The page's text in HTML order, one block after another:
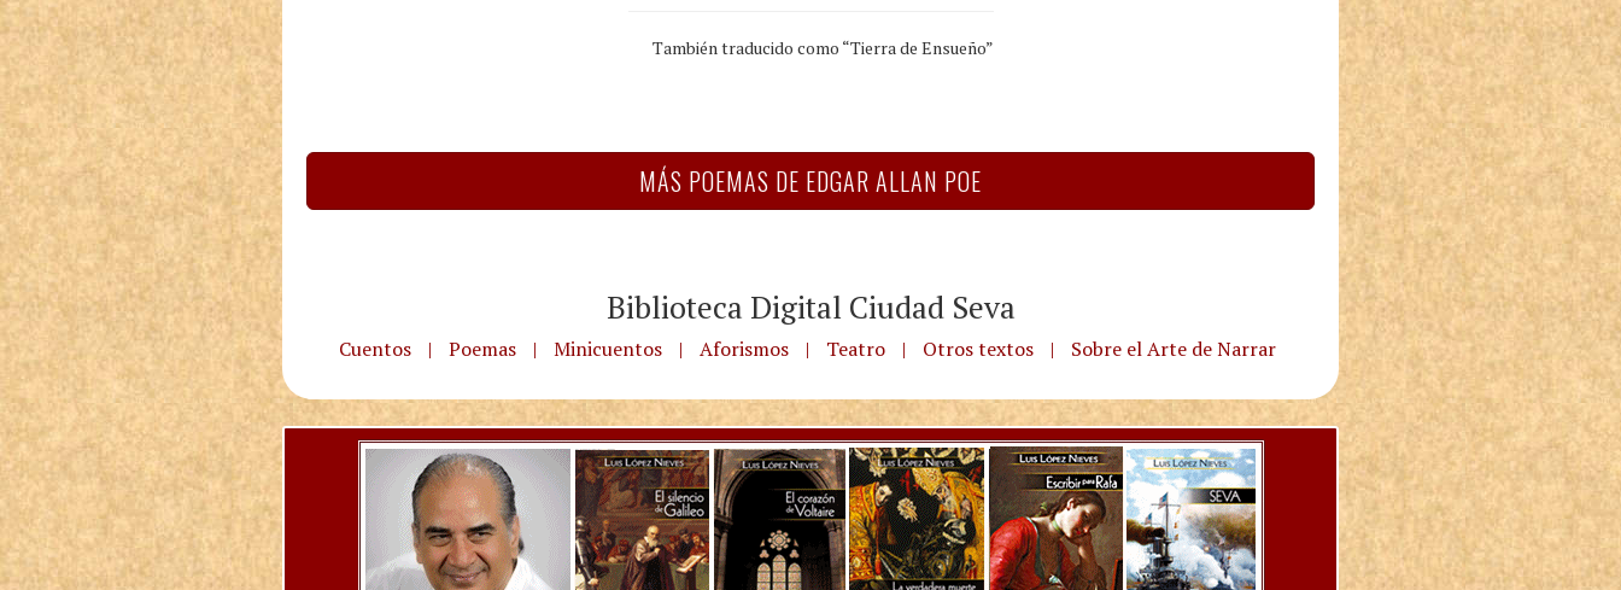
También traducido como “Tierra de Ensueño”
MÁS POEMAS DE EDGAR ALLAN POE
Biblioteca Digital Ciudad Seva
Cuentos | Poemas | Minicuentos | Aforismos | Teatro | Otros textos | Sobre el Arte de Narrar